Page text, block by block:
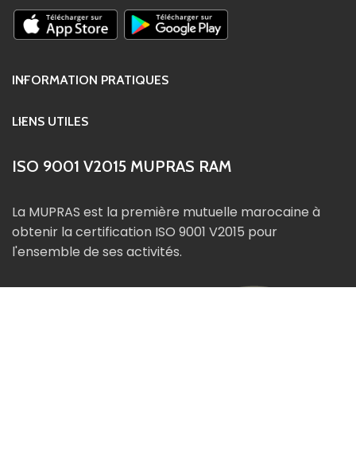
INFORMATION PRATIQUES
LIENS UTILES
ISO 9001 V2015 MUPRAS RAM
La MUPRAS est la première mutuelle marocaine à
obtenir la certification ISO 9001 V2015 pour
l'ensemble de ses activités.